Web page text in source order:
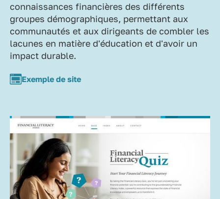
connaissances financières des différents
groupes démographiques, permettant aux
communautés et aux dirigeants de combler les
lacunes en matière d'éducation et d'avoir un
impact durable.
Exemple de site